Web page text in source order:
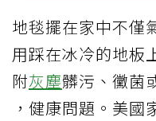
地毯擺在家中不僅
用踩在冰冷的地板
附灰塵髒污、黴菌
，健康問題。美國